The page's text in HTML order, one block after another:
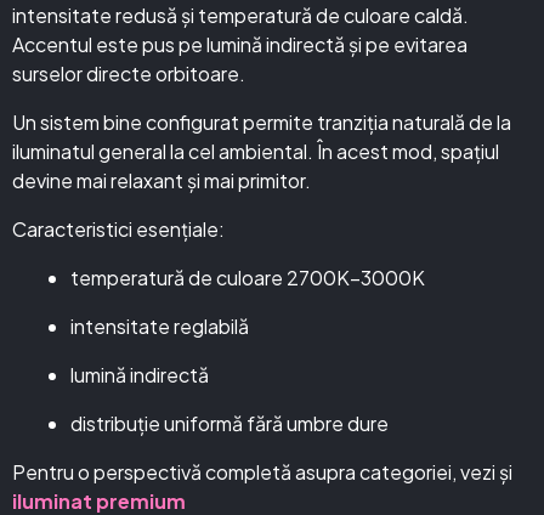
intensitate redusă și temperatură de culoare caldă.
Accentul este pus pe lumină indirectă și pe evitarea
surselor directe orbitoare.
Un sistem bine configurat permite tranziția naturală de la
iluminatul general la cel ambiental. În acest mod, spațiul
devine mai relaxant și mai primitor.
Caracteristici esențiale:
temperatură de culoare 2700K–3000K
intensitate reglabilă
lumină indirectă
distribuție uniformă fără umbre dure
Pentru o perspectivă completă asupra categoriei, vezi și
iluminat premium